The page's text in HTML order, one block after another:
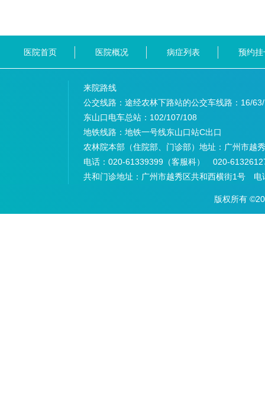
医院首页 医院概况 病症列表 预约挂
来院路线
公交线路：途经农林下路站的公交车线路： 16/
东山口电车总站： 102/107/108
地铁线路： 地铁一号线东山口站C出口
农林院本部（住院部、门诊部）地址： 广州市越
电话： 020-61339399（客服科） 020-
共和门诊地址： 广州市越秀区共和西横街1号 电
版权所有